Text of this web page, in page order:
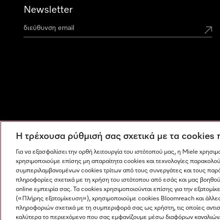
Newsletter
Η εταιρεία μας Όροι και Προϋποθέσεις Προστασία
Η τρέχουσα ρύθμισή σας σχετικά με τα
Για να εξασφαλίσει την ορθή λειτουργία του ιστότοπού μας, η Miele
χρησιμοποιούμε επίσης μη απαραίτητα cookies και τεχνολογίες
συμπεριλαμβανομένων cookies τρίτων από τους συνεργάτες και τους
πληροφορίες σχετικά με τη χρήση του ιστότοπου από εσάς και μας
online εμπειρία σας. Τα cookies χρησιμοποιούνται επίσης για την
(«Πλήρης εξατομίκευση»), χρησιμοποιούμε cookies Bloomreach και
πληροφοριών σχετικά με τη συμπεριφορά σας ως χρήστη, τις οποίες
καλύτερα το περιεχόμενο που σας εμφανίζουμε μέσω διαφόρων